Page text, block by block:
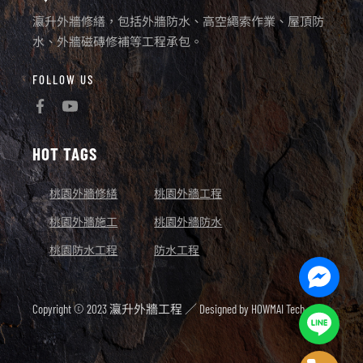
瀛升外牆修繕，包括外牆防水、高空繩索作業、屋頂防
水、外牆磁磚修補等工程承包。
FOLLOW US
HOT TAGS
桃園外牆修繕 桃園外牆工程
桃園外牆施工 桃園外牆防水
桃園防水工程 防水工程
Copyright © 2023 瀛升外牆工程 ／ Designed by HOWMAI Tech.
Line